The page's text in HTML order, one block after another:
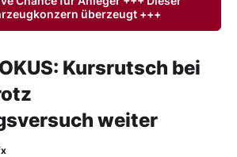
überzeugt +++
Kursrutsch bei
weiter